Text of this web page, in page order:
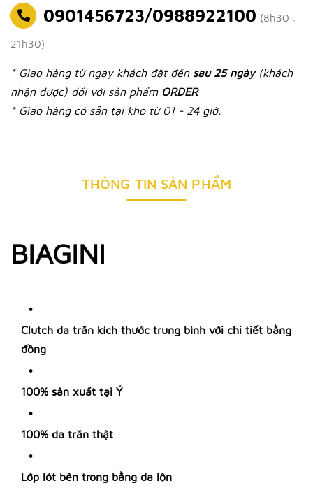
0901456723/0988922100 (8h30 :
21h30)
* Giao hàng từ ngày khách đặt đến sau 25 ngày (khách
nhận được) đối với sản phẩm ORDER
* Giao hàng có sẵn tại kho từ 01 - 24 giờ.
THÔNG TIN SẢN PHẨM
BIAGINI
Clutch da trăn kích thước trung bình với chi tiết bằng
đồng
100% sản xuất tại Ý
100% da trăn thật
Lớp lót bên trong bằng da lộn